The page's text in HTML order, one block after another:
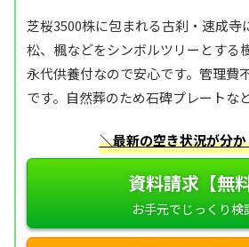
芝桜3500株に包まれる古刹・速成寺
松、楓などをシンボルツリーとする
永代供養付なので安心です。管理費
です。自然葬のため石碑プレートな
＼最新の空き状況が分
資料請求【無料